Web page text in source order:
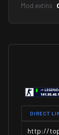
Mod extins
DIRECT